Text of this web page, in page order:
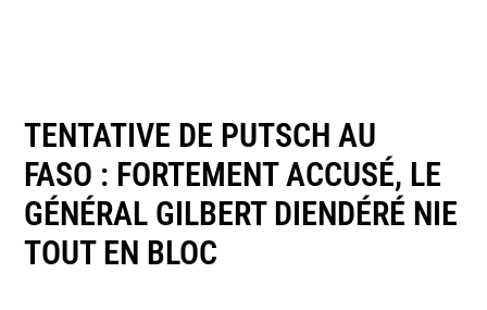
TENTATIVE DE PUTSCH AU
FASO : FORTEMENT ACCUSÉ, LE
GÉNÉRAL GILBERT DIENDÉRÉ NIE
TOUT EN BLOC